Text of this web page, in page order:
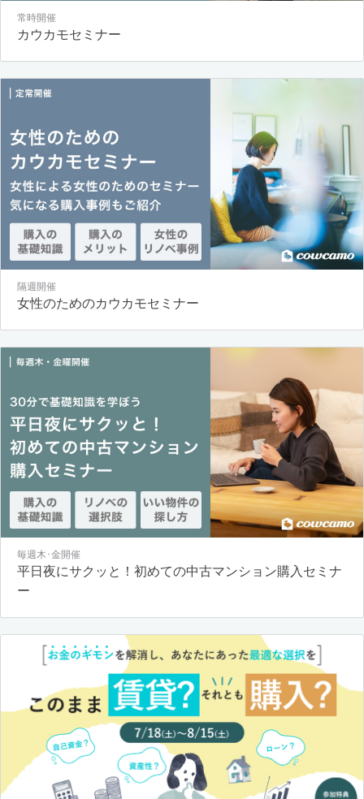
常時開催
カウカモセミナー
隔週開催
女性のためのカウカモセミナー
毎週木･金開催
平日夜にサクッと！初めての中古マンション購入セミナ
ー